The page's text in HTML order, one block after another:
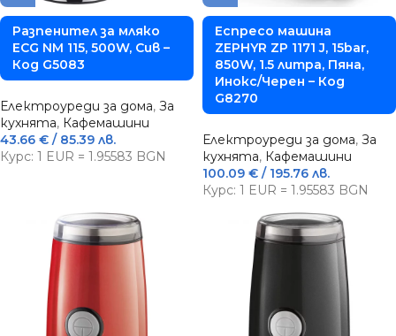
Разпенител за мляко
ECG NM 115, 500W, Сив –
Код G5083
Електроуреди за дома, За
кухнята, Кафемашини
43.66 € / 85.39 лв.
Курс: 1 EUR = 1.95583 BGN
Еспресо машина
ZEPHYR ZP 1171 J, 15bar,
850W, 1.5 литра, Пяна,
Инокс/Черен – Код
G8270
Електроуреди за дома, За
кухнята, Кафемашини
100.09 € / 195.76 лв.
Курс: 1 EUR = 1.95583 BGN